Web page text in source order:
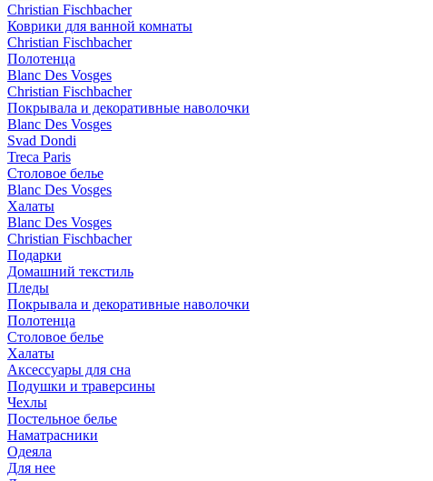
Christian Fischbacher
Коврики для ванной комнаты
Christian Fischbacher
Полотенца
Blanc Des Vosges
Christian Fischbacher
Покрывала и декоративные наволочки
Blanc Des Vosges
Svad Dondi
Treca Paris
Столовое белье
Blanc Des Vosges
Халаты
Blanc Des Vosges
Christian Fischbacher
Подарки
Домашний текстиль
Пледы
Покрывала и декоративные наволочки
Полотенца
Столовое белье
Халаты
Аксессуары для сна
Подушки и траверсины
Чехлы
Постельное белье
Наматрасники
Одеяла
Для нее